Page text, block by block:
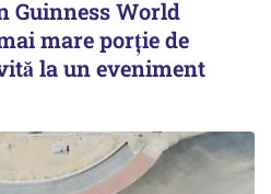
Guinness World
mare porție de
la un eveniment